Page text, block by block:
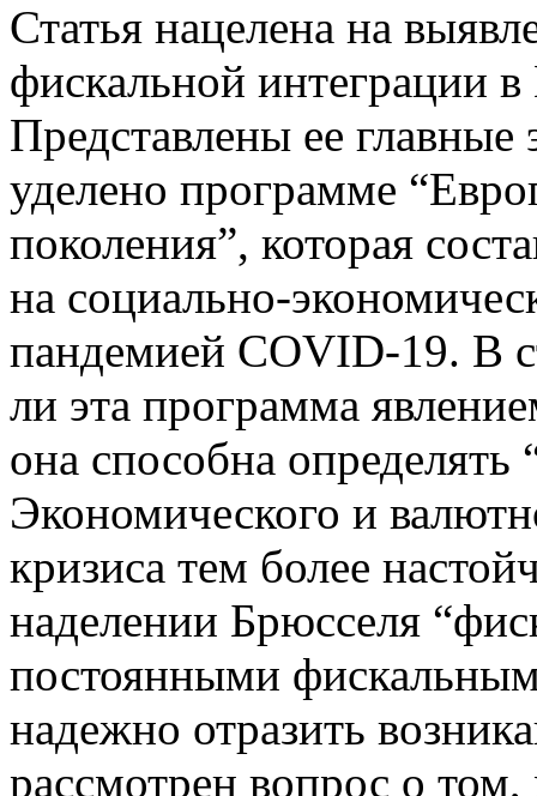
Статья нацелена на
фискальной интеграции
Представлены ее
уделено программе
поколения”, которая
на социально-
пандемией COVID-19. В
ли эта программа
она способна
Экономического и
кризиса тем более
наделении Брюсселя
постоянными
надежно отразить
рассмотрен вопрос о